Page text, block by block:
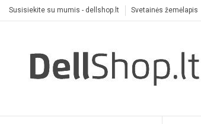
Susisiekite su mumis - dellshop.lt Svetainės žemėlapis